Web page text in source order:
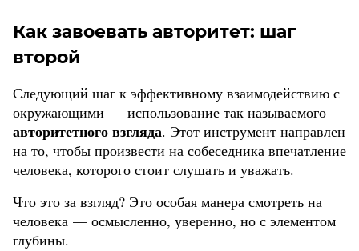
Как завоевать авторитет: шаг
второй
Следующий шаг к эффективному взаимодействию с
окружающими — использование так называемого
авторитетного взгляда. Этот инструмент направлен
на то, чтобы произвести на собеседника впечатление
человека, которого стоит слушать и уважать.
Что это за взгляд? Это особая манера смотреть на
человека — осмысленно, уверенно, но с элементом
глубины.